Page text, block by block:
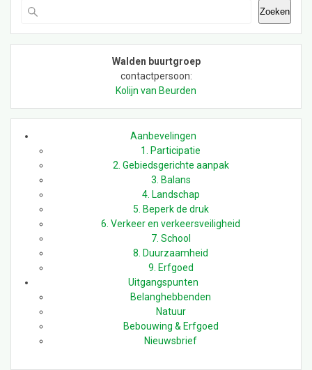
Zoeken
Walden buurtgroep
contactpersoon:
Kolijn van Beurden
Aanbevelingen
1. Participatie
2. Gebiedsgerichte aanpak
3. Balans
4. Landschap
5. Beperk de druk
6. Verkeer en verkeersveiligheid
7. School
8. Duurzaamheid
9. Erfgoed
Uitgangspunten
Belanghebbenden
Natuur
Bebouwing & Erfgoed
Nieuwsbrief